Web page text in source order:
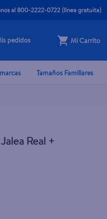
al 800-2222-0722(línea gratuita)
pedidos Mi Carrito
Tamaños Familiares
Real +
+ Agregar